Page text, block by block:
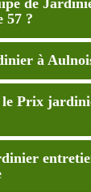
de
57 ?
à
le Prix